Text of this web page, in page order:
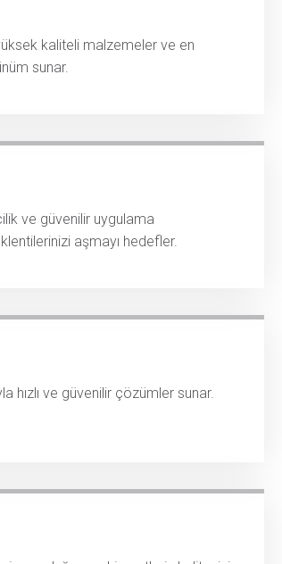
kaliteli malzemeler ve en
sunar.
ve güvenilir uygulama
aşmayı hedefler.
ve güvenilir çözümler sunar.